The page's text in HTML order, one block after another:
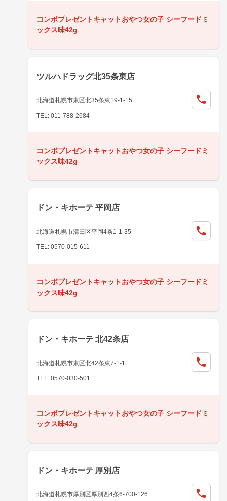
コンボプレゼントキャットおやつ女の子 シーフードミ
ックス味42g
ツルハドラッグ北35条東店
北海道札幌市東区北35条東19-1-15
TEL: 011-788-2684
コンボプレゼントキャットおやつ女の子 シーフードミ
ックス味42g
ドン・キホーテ 平岡店
北海道札幌市清田区平岡4条1-1-35
TEL: 0570-015-611
コンボプレゼントキャットおやつ女の子 シーフードミ
ックス味42g
ドン・キホーテ 北42条店
北海道札幌市東区北42条東7-1-1
TEL: 0570-030-501
コンボプレゼントキャットおやつ女の子 シーフードミ
ックス味42g
ドン・キホーテ 厚別店
北海道札幌市厚別区厚別西4条6-700-126